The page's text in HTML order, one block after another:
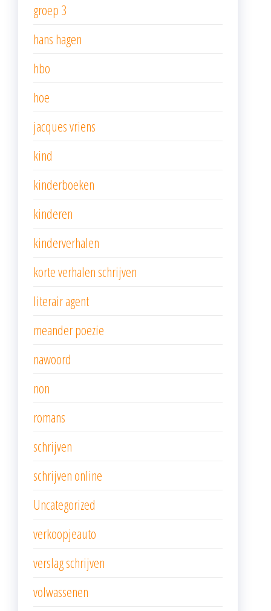
groep 3
hans hagen
hbo
hoe
jacques vriens
kind
kinderboeken
kinderen
kinderverhalen
korte verhalen schrijven
literair agent
meander poezie
nawoord
non
romans
schrijven
schrijven online
Uncategorized
verkoopjeauto
verslag schrijven
volwassenen